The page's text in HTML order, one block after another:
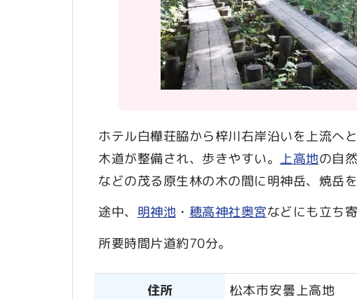
ホテル白樺荘脇から梓川右岸沿いを上流へ
木道が整備され、歩きやすい。 上高地の自
などの茂る原生林の木の間に明神岳、焼岳を
途中、 明神池 ・ 穂高神社奥宮などにも立ち寄
所要時間片道約70分。
住所
松本市安曇上高地